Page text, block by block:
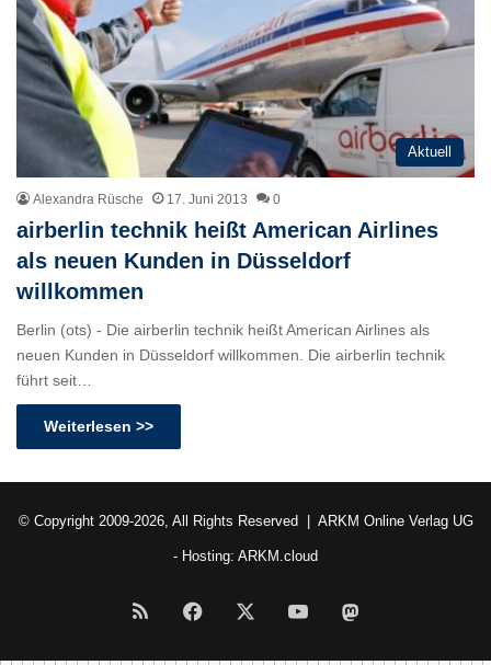
Aktuell
Alexandra Rüsche 17. Juni 2013 0
airberlin technik heißt American Airlines
als neuen Kunden in Düsseldorf
willkommen
Berlin (ots) - Die airberlin technik heißt American Airlines als
neuen Kunden in Düsseldorf willkommen. Die airberlin technik
führt seit…
Weiterlesen >>
© Copyright 2009-2026, All Rights Reserved | ARKM Online Verlag UG
- Hosting: ARKM.cloud
RSS Facebook YouTube